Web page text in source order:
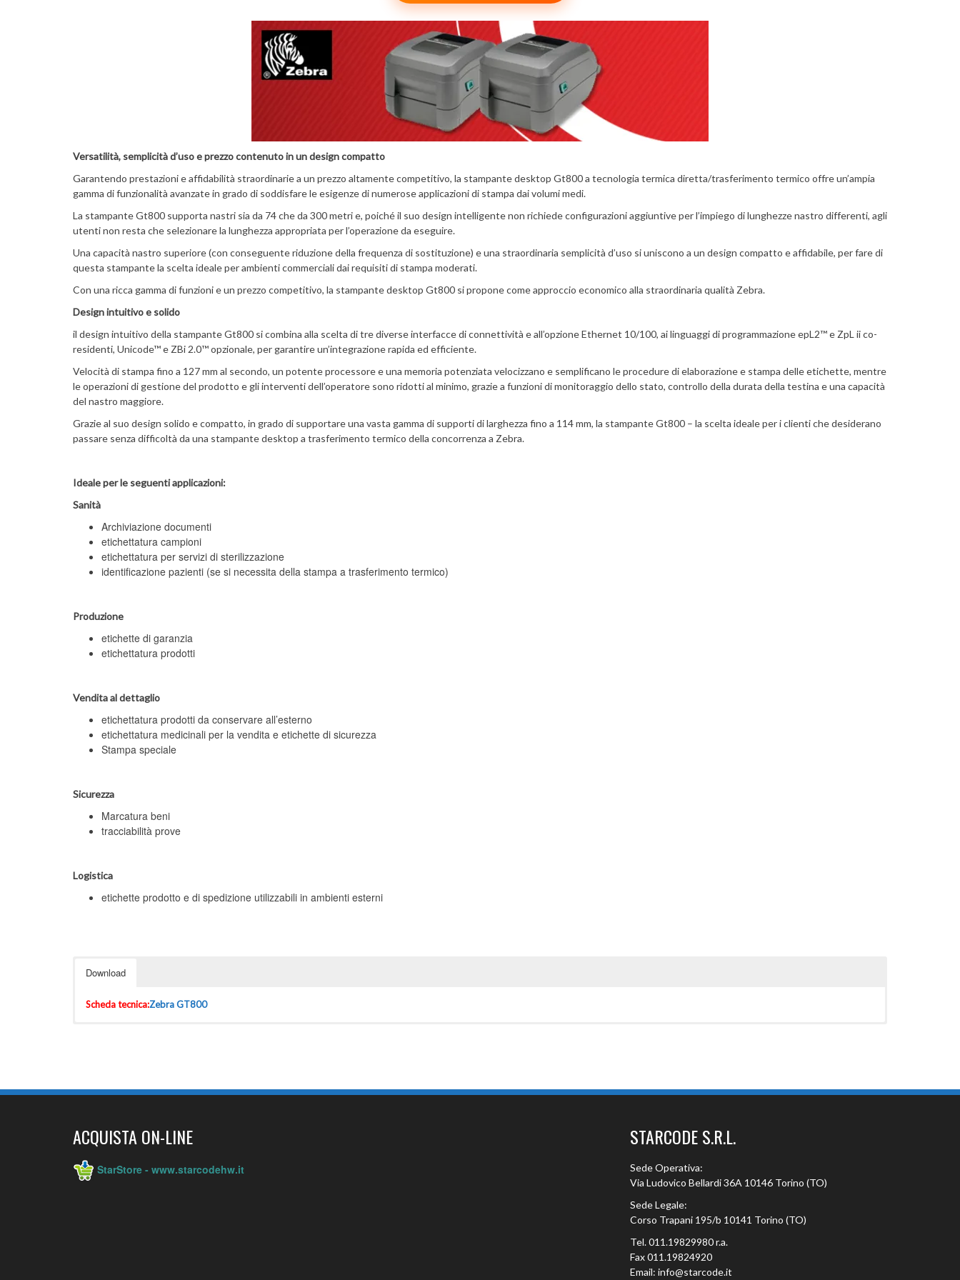
Versatilità, semplicitàd’uso e prezzo contenuto in un design compatto
Garantendo prestazioni e affidabilità straordinarie a un prezzo altamente competitivo, la stampante desktop Gt800 a tecnologia termica diretta/trasferimento termico offre un’ampia
gamma di funzionalità avanzate in grado di soddisfare le esigenze di numerose applicazioni di stampa dai volumi medi.
La stampante Gt800 supporta nastri sia da 74 che da 300 metri e, poiché il suo design intelligente non richiede configurazioni aggiuntive per l’impiego di lunghezze nastro differenti, agli
utenti non resta che selezionare la lunghezza appropriata per l’operazione da eseguire.
Una capacità nastro superiore (con conseguente riduzione della frequenza di sostituzione) e una straordinaria semplicità d’uso si uniscono a un design compatto e affidabile, per fare di
questa stampante la scelta ideale per ambienti commerciali dai requisiti di stampa moderati.
Con una ricca gamma di funzioni e un prezzo competitivo, la stampante desktop Gt800 si propone come approccio economico alla straordinaria qualità Zebra.
Design intuitivoe solido
il design intuitivo della stampante Gt800 si combina alla scelta di tre diverse interfacce di connettività e all’opzione Ethernet 10/100, ai linguaggi di programmazione epL2™ e ZpL ii co-
residenti, Unicode™ e ZBi 2.0™ opzionale, per garantire un’integrazione rapida ed efficiente.
Velocità di stampa fino a 127 mm al secondo, un potente processore e una memoria potenziata velocizzano e semplificano le procedure di elaborazione e stampa delle etichette, mentre
le operazioni di gestione del prodotto e gli interventi dell’operatore sono ridotti al minimo, grazie a funzioni di monitoraggio dello stato, controllo della durata della testina e una capacità
del nastro maggiore.
Grazie al suo design solido e compatto, in grado di supportare una vasta gamma di supporti di larghezza fino a 114 mm, la stampante Gt800 – la scelta ideale per i clienti che desiderano
passare senza difficoltà da una stampante desktop a trasferimento termico della concorrenza a Zebra.
Ideale per le seguenti applicazioni:
Sanità
Archiviazione documenti
etichettatura campioni
etichettatura per servizi di sterilizzazione
identificazione pazienti (se si necessita della stampa a trasferimento termico)
Produzione
etichette di garanzia
etichettatura prodotti
Vendita al dettaglio
etichettatura prodotti da conservare all’esterno
etichettatura medicinali per la vendita e etichette di sicurezza
Stampa speciale
Sicurezza
Marcatura beni
tracciabilità prove
Logistica
etichette prodotto e di spedizione utilizzabili in ambienti esterni
Download
Scheda tecnica:Zebra GT800
ACQUISTA ON-LINE
StarStore - www.starcodehw.it
STARCODE S.R.L.
Sede Operativa:
Via Ludovico Bellardi 36A 10146 Torino (TO)
Sede Legale:
Corso Trapani 195/b 10141 Torino (TO)
Tel. 011.19829980 r.a.
Fax 011.19824920
Email: info@starcode.it